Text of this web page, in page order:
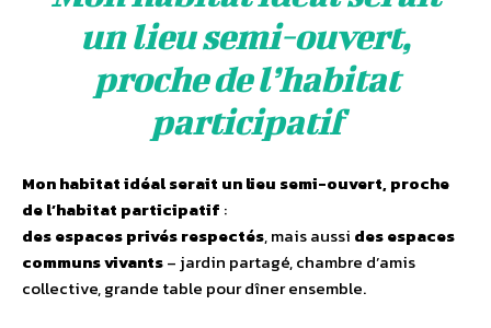
un lieu semi-ouvert,
proche de l’habitat
participatif
Mon habitat idéal serait un lieu semi-ouvert, proche
de l’habitat participatif :
des espaces privés respectés, mais aussi des espaces
communs vivants– jardin partagé, chambre d’amis
collective, grande table pour dîner ensemble.